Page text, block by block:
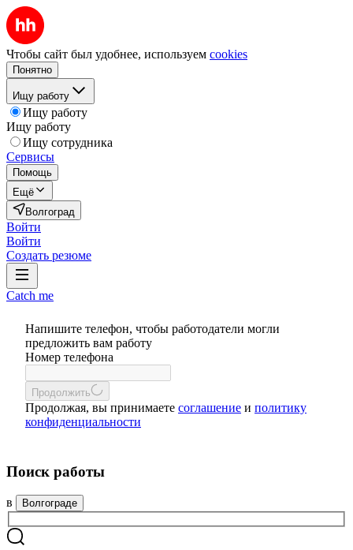
Чтобы сайт был удобнее, используем cookies
Понятно
Ищу работу
Ищу работу
Ищу работу
Ищу сотрудника
Сервисы
Помощь
Ещё
Волгоград
Войти
Войти
Создать резюме
Catch me
Напишите телефон, чтобы работодатели могли
предложить вам работу
Номер телефона
Продолжить
Продолжая, вы принимаете соглашение и политику
конфиденциальности
Поиск работы
в Волгограде